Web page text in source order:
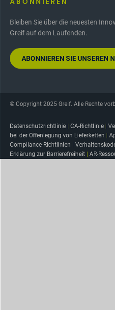
Bleiben Sie über die neuesten
Greif auf dem Laufenden.
ABONNIEREN SIE UNSEREN
© Copyright 2025 Greif. Alle Rechte
Datenschutzrichtlinie CA-Richtlinie
bei der Offenlegung von Lieferketten
Compliance-Richtlinien
Erklärung zur Barrierefreiheit
AR-